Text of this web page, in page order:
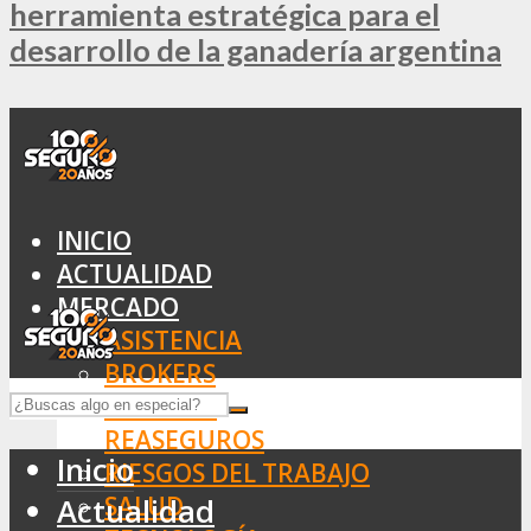
herramienta estratégica para el
desarrollo de la ganadería argentina
INICIO
ACTUALIDAD
MERCADO
ASISTENCIA
BROKERS
SEGUROS
REASEGUROS
RIESGOS DEL TRABAJO
SALUD
Inicio
Actualidad